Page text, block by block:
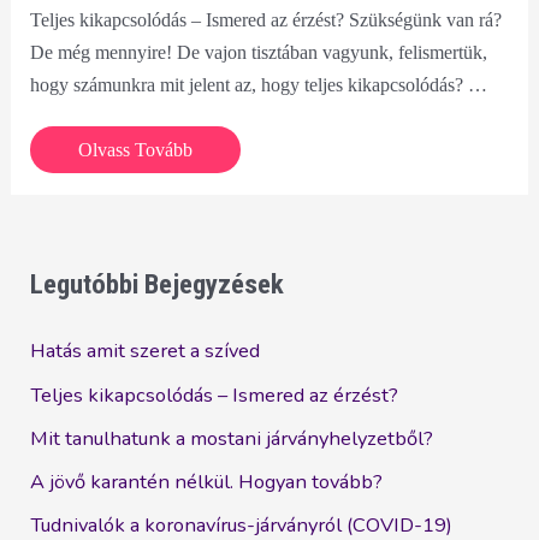
Teljes kikapcsolódás – Ismered az érzést? Szükségünk van rá?
De még mennyire! De vajon tisztában vagyunk, felismertük,
hogy számunkra mit jelent az, hogy teljes kikapcsolódás? …
Teljes
kikapcsolódás
az
Olvass Tovább
Legutóbbi Bejegyzések
Hatás amit szeret a szíved
Teljes kikapcsolódás – Ismered az érzést?
Mit tanulhatunk a mostani járványhelyzetből?
A jövő karantén nélkül. Hogyan tovább?
Tudnivalók a koronavírus-járványról (COVID-19)